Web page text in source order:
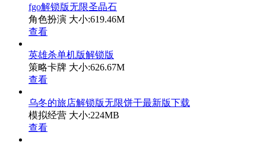
fgo解锁版无限圣晶石
角色扮演 大小:619.46M
查看
英雄杀单机版解锁版
策略卡牌 大小:626.67M
查看
乌冬的旅店解锁版无限饼干最新版下载
模拟经营 大小:224MB
查看